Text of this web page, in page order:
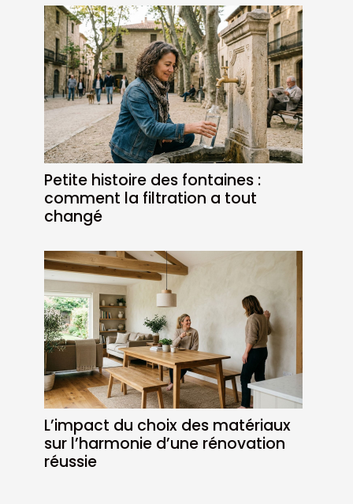
Petite histoire des fontaines :
comment la filtration a tout
changé
L’impact du choix des matériaux
sur l’harmonie d’une rénovation
réussie